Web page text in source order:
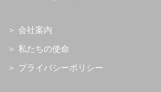
会社案内
私たちの使命
プライバシーポリシー